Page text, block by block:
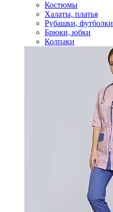
Костюмы
Халаты, платья
Рубашки, футболки
Брюки, юбки
Колпаки